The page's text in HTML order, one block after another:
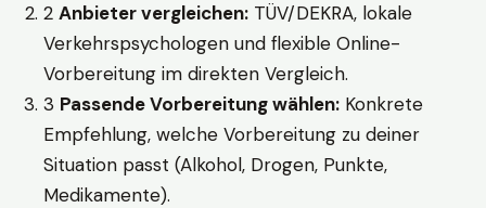
2 Anbieter vergleichen: TÜV/DEKRA, lokale
Verkehrspsychologen und flexible Online-
Vorbereitung im direkten Vergleich.
3 Passende Vorbereitung wählen: Konkrete
Empfehlung, welche Vorbereitung zu deiner
Situation passt (Alkohol, Drogen, Punkte,
Medikamente).